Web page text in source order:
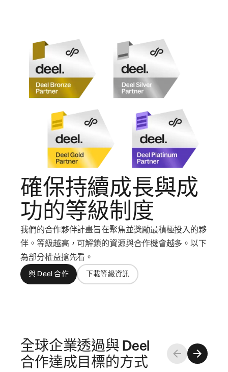
確保持續成長與成
功的等級制度
我們的合作夥伴計畫旨在聚焦並獎勵最積極投入的夥
伴。等級越高，可解鎖的資源與合作機會越多。以下
為部分權益搶先看。
與 Deel 合作 下載等級資訊
全球企業透過與 Deel
合作達成目標的方式